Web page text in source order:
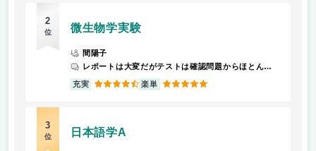
2
位 微生物学実験
間陽子
レポートは大変だがテストは確認問題からほとんど出る、教科書持ち込み可、テスト終わった人から帰宅可である。
充実 4.5 楽単 5
3
位 日本語学A